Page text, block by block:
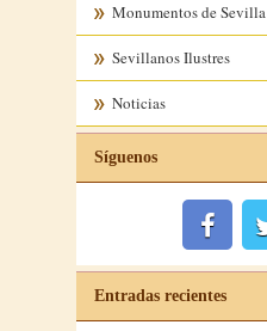
Monumentos de Sevilla
Sevillanos Ilustres
Noticias
Síguenos
Entradas recientes